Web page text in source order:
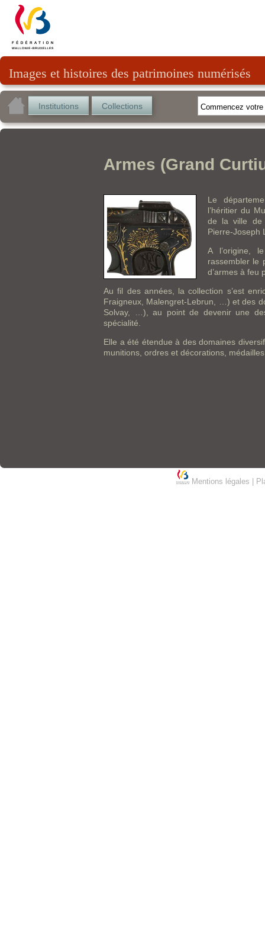
Images et histoires des patrimoines numérisés
Institutions Collections
Armes (Grand
Le
l’héritier du
de la ville de
Pierre-Joseph
A l’origine,
rassembler le
d’armes à feu
Au fil des années, la collection s’est
Fraigneux, Malengret-Lebrun, …) et des
Solvay, …), au point de devenir une
spécialité.
Elle a été étendue à des domaines
munitions, ordres et décorations,
Mentions légales